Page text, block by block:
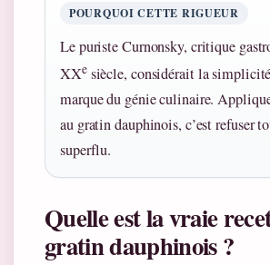
POURQUOI CETTE RIGUEUR
Le puriste Curnonsky, critique
XXesiècle, considérait la
marque du génie culinaire.
au gratin dauphinois, c’est refuser
superflu.
Quelle est la vraie
gratin dauphinois ?